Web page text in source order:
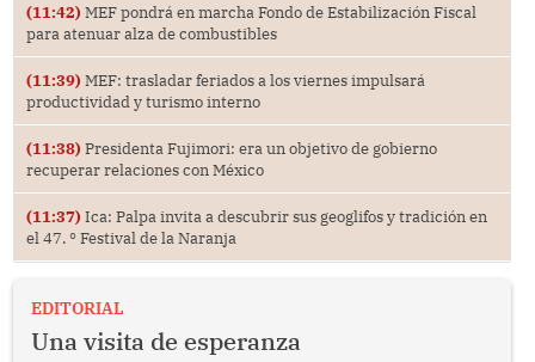
(11:42) MEF pondrá en marcha Fondo de Estabilización Fiscal
para atenuar alza de combustibles
(11:39) MEF: trasladar feriados a los viernes impulsará
productividad y turismo interno
(11:38) Presidenta Fujimori: era un objetivo de gobierno
recuperar relaciones con México
(11:37) Ica: Palpa invita a descubrir sus geoglifos y tradición en
el 47. ° Festival de la Naranja
EDITORIAL
Una visita de esperanza